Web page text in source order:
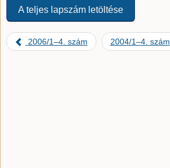
A teljes lapszám letöltése
2006/1–4. szám 2004/1–4. szám